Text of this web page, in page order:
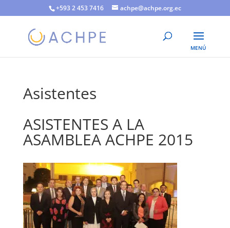
+593 2 453 7416 achpe@achpe.org.ec
Asistentes
ASISTENTES A LA
ASAMBLEA ACHPE 2015